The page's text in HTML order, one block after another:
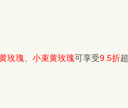
玫瑰 小束黄玫瑰可享受9.5折